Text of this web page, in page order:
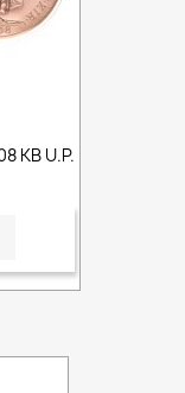
KB U.P.